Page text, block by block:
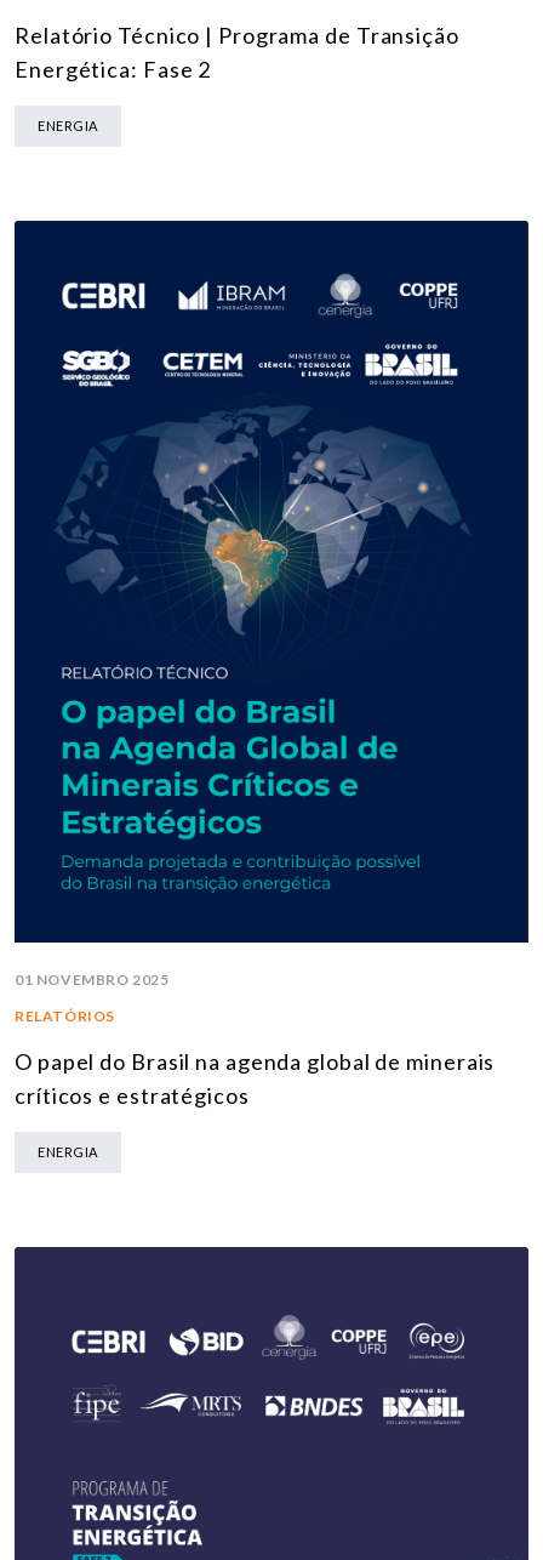
Relatório Técnico | Programa de Transição
Energética: Fase 2
ENERGIA
01 NOVEMBRO 2025
RELATÓRIOS
O papel do Brasil na agenda global de minerais
críticos e estratégicos
ENERGIA